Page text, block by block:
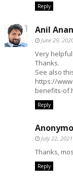
Reply
Anil
June 29,
Very
Thanks.
See also
https://
benefits-
Reply
July 22,
Thanks,
Reply